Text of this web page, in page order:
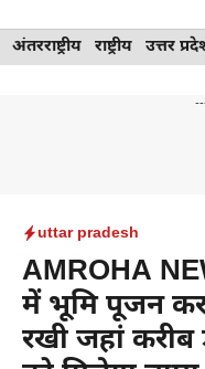
Skip
to
अंतरराष्ट्रीय राष्ट्रीय उत्तर
uttar pradesh
AMROHA
में भूमि पूजन
रखी जहां करीब